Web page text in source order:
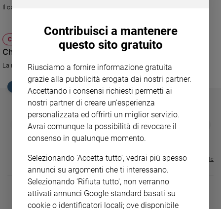
e
Diritti
Aziende
di
settimana
Migranti
inclusione
Costume
spettacoli
Il caso di Nada Cella nel programma condotto da Federica Sciarelli
CULTURA E SPETTACOLI
Chi l'ha visto?
La nuova puntata del programma condotto da Federica Sciarelli
EDICOLA SAN PAOLO
GBABY
€ 34,80 € 21,90 37%
FAMIGLIA CRISTIANA
€ 104,00 € 83,00 20%
Visualizza tutte le riviste
Contribuisci a mantenere
questo sito gratuito
Riusciamo a fornire informazione gratuita
grazie alla pubblicità erogata dai nostri partner.
Accettando i consensi richiesti permetti ai
nostri partner di creare un'esperienza
personalizzata ed offrirti un miglior servizio.
Avrai comunque la possibilità di revocare il
consenso in qualunque momento.
Selezionando 'Accetta tutto', vedrai più spesso
annunci su argomenti che ti interessano.
Selezionando 'Rifiuta tutto', non verranno
attivati annunci Google standard basati su
cookie o identificatori locali; ove disponibile